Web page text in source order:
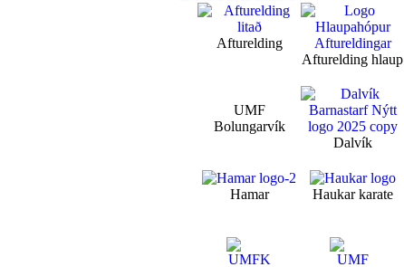
Afturelding
Afturelding hlaup
UMF
Bolungarvík
Dalvík
Hamar Haukar karate